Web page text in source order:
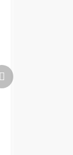
Další
produkt